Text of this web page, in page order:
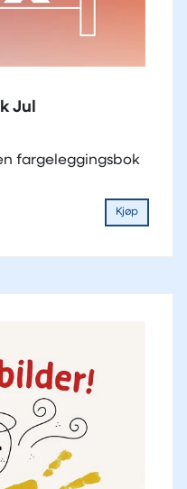
Jul
fargeleggingsbok
Kjøp